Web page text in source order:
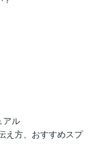
アル
え方、おすすめスプ